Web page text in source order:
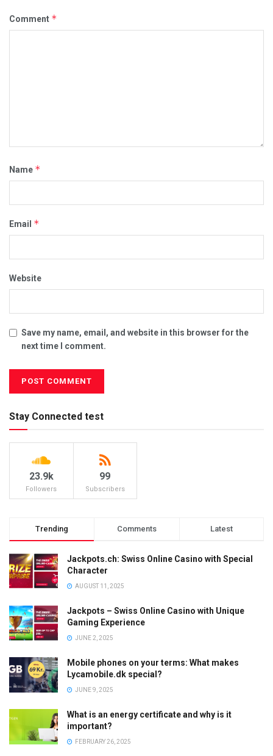
Comment *
Name *
Email *
Website
Save my name, email, and website in this browser for the
next time I comment.
Stay Connected test
23.9k
Followers
99
Subscribers
Trending Comments Latest
Jackpots.ch: Swiss Online Casino with Special
Character
AUGUST 11, 2025
Jackpots – Swiss Online Casino with Unique
Gaming Experience
JUNE 2, 2025
Mobile phones on your terms: What makes
Lycamobile.dk special?
JUNE 9, 2025
What is an energy certificate and why is it
important?
FEBRUARY 26, 2025